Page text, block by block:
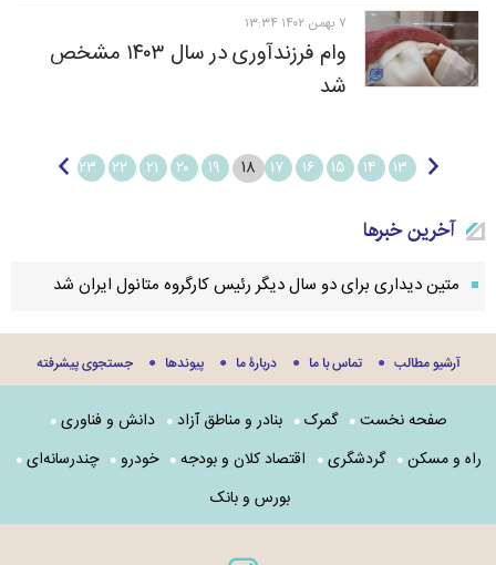
۷ بهمن ۱۴۰۲ ۱۳:۳۴
وام فرزندآوری در سال ۱۴۰۳ مشخص
شد
۱۳ ۱۴ ۱۵ ۱۶ ۱۷ ۱۸ ۱۹ ۲۰ ۲۱ ۲۲ ۲۳
آخرین خبرها
متین دیداری برای دو سال دیگر رئیس کارگروه متانول ایران شد
آرشیو مطالب تماس با ما دربارۀ ما پيوندها جستجوی پيشرفته
صفحه نخست گمرک بنادر و مناطق آزاد
دانش و فناوری
راه و مسکن
گردشگری اقتصاد کلان و بودجه خودرو
چندرسانه‌ای
بورس و بانک